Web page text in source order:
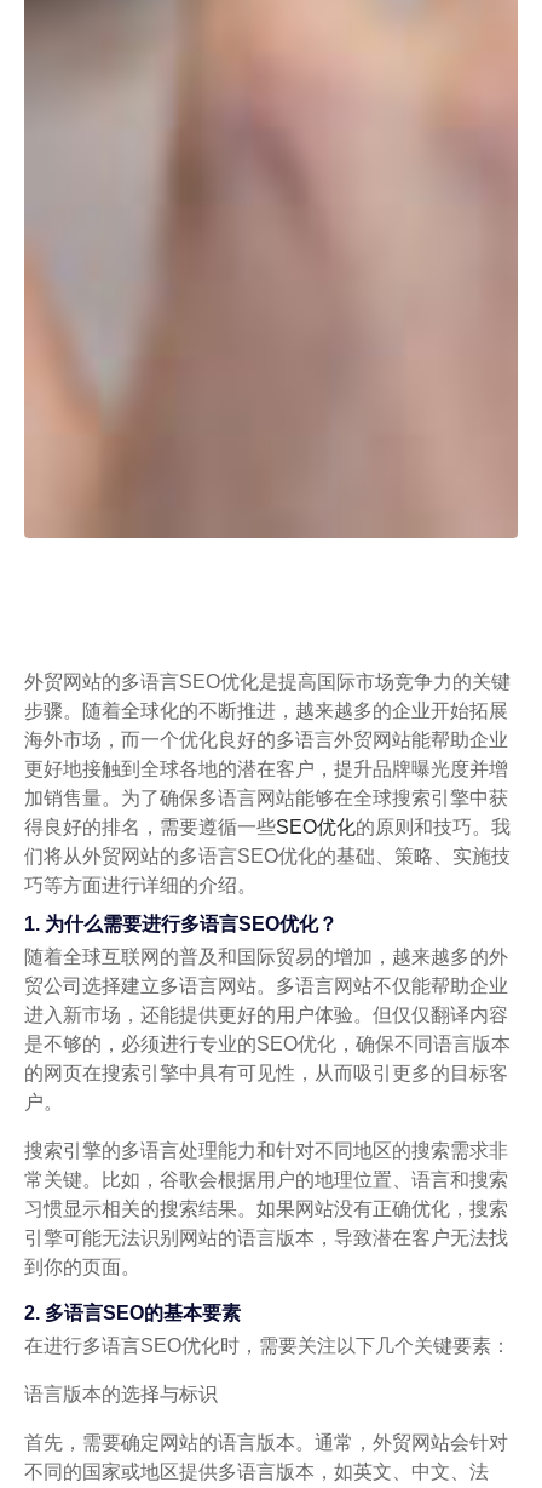
外贸网站的多语言SEO优化是提高国际市场竞争力的关键
步骤。随着全球化的不断推进，越来越多的企业开始拓展
海外市场，而一个优化良好的多语言外贸网站能帮助企业
更好地接触到全球各地的潜在客户，提升品牌曝光度并增
加销售量。为了确保多语言网站能够在全球搜索引擎中获
得良好的排名，需要遵循一些SEO优化的原则和技巧。我
们将从外贸网站的多语言SEO优化的基础、策略、实施技
巧等方面进行详细的介绍。
1. 为什么需要进行多语言SEO优化？
随着全球互联网的普及和国际贸易的增加，越来越多的外
贸公司选择建立多语言网站。多语言网站不仅能帮助企业
进入新市场，还能提供更好的用户体验。但仅仅翻译内容
是不够的，必须进行专业的SEO优化，确保不同语言版本
的网页在搜索引擎中具有可见性，从而吸引更多的目标客
户。
搜索引擎的多语言处理能力和针对不同地区的搜索需求非
常关键。比如，谷歌会根据用户的地理位置、语言和搜索
习惯显示相关的搜索结果。如果网站没有正确优化，搜索
引擎可能无法识别网站的语言版本，导致潜在客户无法找
到你的页面。
2. 多语言SEO的基本要素
在进行多语言SEO优化时，需要关注以下几个关键要素：
语言版本的选择与标识
首先，需要确定网站的语言版本。通常，外贸网站会针对
不同的国家或地区提供多语言版本，如英文、中文、法